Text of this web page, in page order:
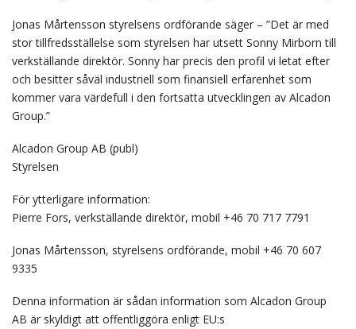
Jonas Mårtensson styrelsens ordförande säger – ”Det är med
stor tillfredsställelse som styrelsen har utsett Sonny Mirborn till
verkställande direktör. Sonny har precis den profil vi letat efter
och besitter såväl industriell som finansiell erfarenhet som
kommer vara värdefull i den fortsatta utvecklingen av Alcadon
Group.”
Alcadon Group AB (publ)
Styrelsen
För ytterligare information:
Pierre Fors, verkställande direktör, mobil +46 70 717 7791
Jonas Mårtensson, styrelsens ordförande, mobil +46 70 607
9335
Denna information är sådan information som Alcadon Group
AB är skyldigt att offentliggöra enligt EU:s